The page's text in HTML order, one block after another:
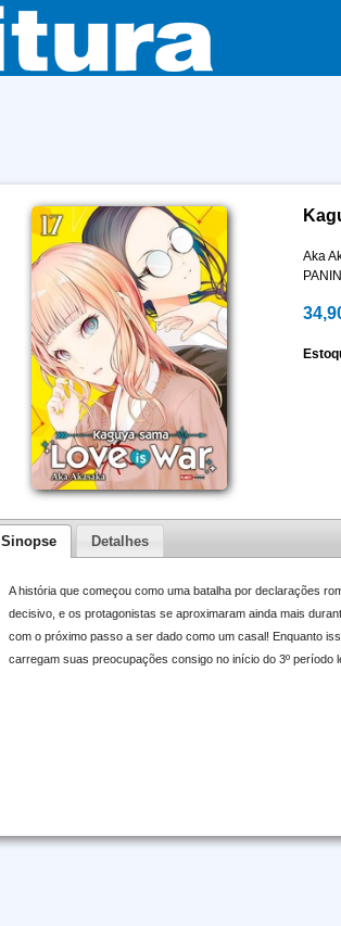
Aka
Sinopse Detalhes
A história que começou como uma batalha por declarações
decisivo, e os protagonistas se aproximaram ainda mais
com o próximo passo a ser dado como um casal! Enquanto
carregam suas preocupações consigo no início do 3º período